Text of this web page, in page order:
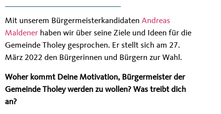
Mit unserem Bürgermeisterkandidaten Andreas
Maldener haben wir über seine Ziele und Ideen für die
Gemeinde Tholey gesprochen. Er stellt sich am 27.
März 2022 den Bürgerinnen und Bürgern zur Wahl.
Woher kommt Deine Motivation, Bürgermeister der
Gemeinde Tholey werden zu wollen? Was treibt dich
an?